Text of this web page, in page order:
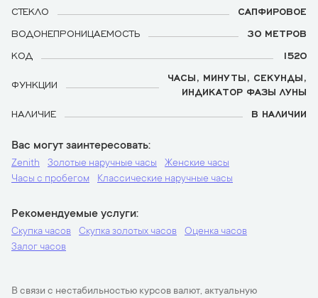
СТЕКЛО
САПФИРОВОЕ
ВОДОНЕПРОНИЦАЕМОСТЬ
30 МЕТРОВ
КОД
1520
ФУНКЦИИ
ЧАСЫ, МИНУТЫ, СЕКУНДЫ,
ИНДИКАТОР ФАЗЫ ЛУНЫ
НАЛИЧИЕ
В НАЛИЧИИ
Вас могут заинтересовать
Zenith Золотые наручные часы
Женские часы
Часы с пробегом
Классические наручные часы
Рекомендуемые услуги
Скупка часов Скупка золотых часов
Оценка часов
Залог часов
В связи с нестабильностью курсов валют, актуальную